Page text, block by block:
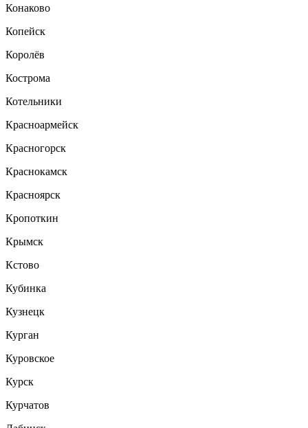
Конаково
Копейск
Королёв
Кострома
Котельники
Красноармейск
Красногорск
Краснокамск
Красноярск
Кропоткин
Крымск
Кстово
Кубинка
Кузнецк
Курган
Куровское
Курск
Курчатов